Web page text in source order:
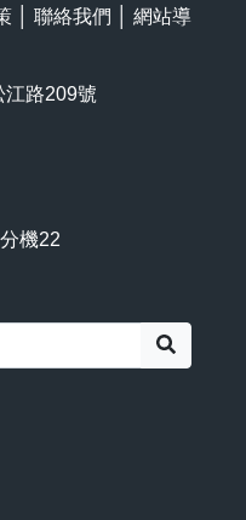
聯絡我們
網站導
江路209號
機22